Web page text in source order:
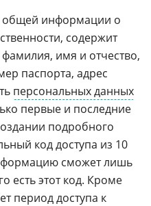
информации о
содержит
имя и отчество,
паспорта, адрес
персональных данных
первые и последние
подробного
код доступа из 10
сможет лишь
есть этот код. Кроме
период доступа к